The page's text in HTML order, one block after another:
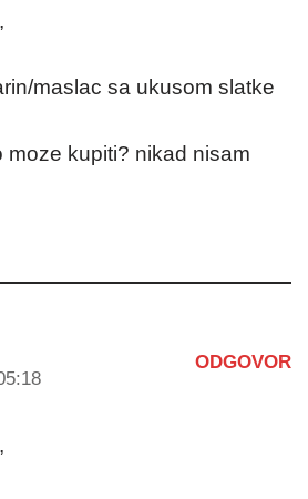
maslac sa ukusom slatke
moze kupiti? nikad nisam
ODGOVOR